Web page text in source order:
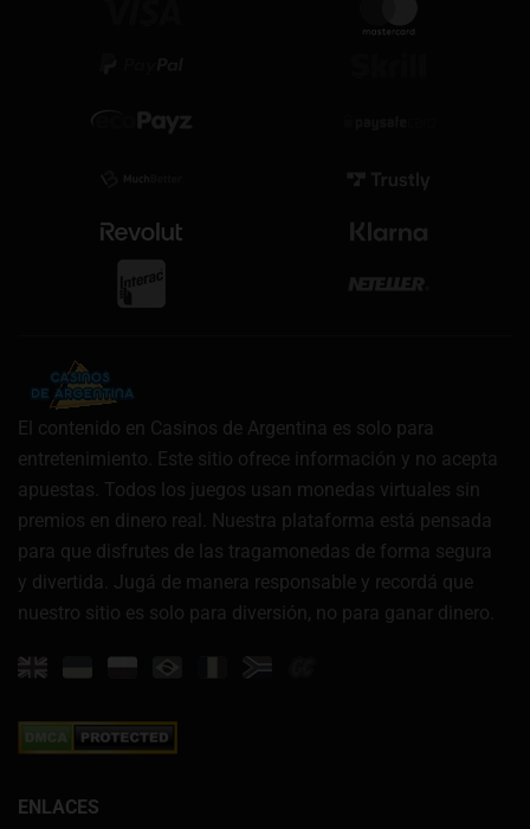
El contenido en Casinos de Argentina es solo para
entretenimiento. Este sitio ofrece información y no acepta
apuestas. Todos los juegos usan monedas virtuales sin
premios en dinero real. Nuestra plataforma está pensada
para que disfrutes de las tragamonedas de forma segura
y divertida. Jugá de manera responsable y recordá que
nuestro sitio es solo para diversión, no para ganar dinero.
ENLACES